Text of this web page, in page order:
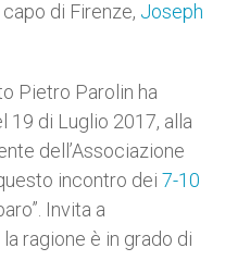
di Firenze, Joseph
Pietro Parolin ha
19 di Luglio 2017, alla
dell’Associazione
incontro dei 7-10
Invita a
ragione è in grado di